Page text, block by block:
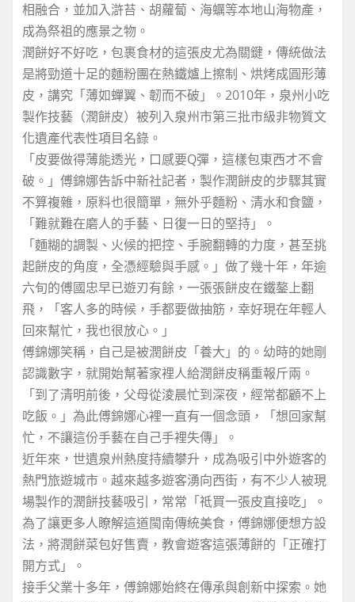
相融合，並加入滸苔、胡蘿蔔、海蠣等本地山海物產，
成為祭祖的應景之物。
潤餅好不好吃，包裹食材的這張皮尤為關鍵，傳統做法
是將勁道十足的麵粉團在熱鐵爐上擦制、烘烤成圓形薄
皮，講究「薄如蟬翼、韌而不破」。2010年，泉州小吃
製作技藝（潤餅皮）被列入泉州市第三批市級非物質文
化遺產代表性項目名錄。
「皮要做得薄能透光，口感要Q彈，這樣包東西才不會
破。」傅錦娜告訴中新社記者，製作潤餅皮的步驟其實
不算複雜，原料也很簡單，無外乎麵粉、清水和食鹽，
「難就難在磨人的手藝、日復一日的堅持」。
「麵糊的調製、火候的把控、手腕翻轉的力度，甚至挑
起餅皮的角度，全憑經驗與手感。」做了幾十年，年逾
六旬的傅國忠早已遊刃有餘，一張張餅皮在鐵鏊上翻
飛，「客人多的時候，手都要做抽筋，幸好現在年輕人
回來幫忙，我也很放心。」
傅錦娜笑稱，自己是被潤餅皮「養大」的。幼時的她剛
認識數字，就開始幫著家裡人給潤餅皮稱重報斤兩。
「到了清明前後，父母從淩晨忙到深夜，經常都顧不上
吃飯。」為此傅錦娜心裡一直有一個念頭，「想回家幫
忙，不讓這份手藝在自己手裡失傳」。
近年來，世遺泉州熱度持續攀升，成為吸引中外遊客的
熱門旅遊城市。越來越多遊客湧向西街，有不少人被現
場製作的潤餅技藝吸引，常常「祗買一張皮直接吃」。
為了讓更多人瞭解這道閩南傳統美食，傅錦娜便想方設
法，將潤餅菜包好售賣，教會遊客這張薄餅的「正確打
開方式」。
接手父業十多年，傅錦娜始終在傳承與創新中探索。她